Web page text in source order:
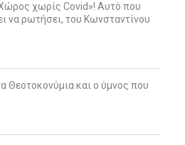
χωρίς Covid»! Αυτό που
να ρωτήσει, του Κωνσταντίνου
Θεοτοκονύμια και ο ύμνος που